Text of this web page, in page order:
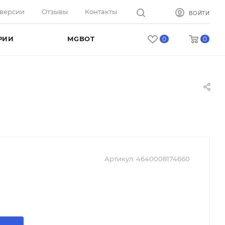
Отзывы Контакты ВОЙТИ
0 0
MGBOT
Артикул: 4640008174660